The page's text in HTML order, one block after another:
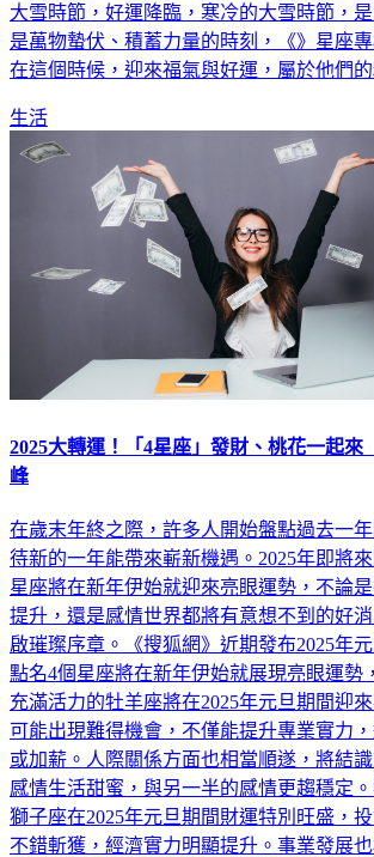
大雪時節，好運降臨，寒冷的大雪時節，
是萬物蟄伏、積蓄力量的時刻，《》星座
在這個時候，迎來福氣與好運，屬於他們
生活
2025大轉運！「4星座」發財、桃花一起
峰
在歲末年終之際，許多人開始盤點過去一
待新的一年能帶來嶄新機遇。2025年即將
星座將在新年伊始就迎來亮眼運勢，不論
提升，還是感情世界都將有意想不到的好
啟璀璨序章。《搜狐網》近期發布2025年
點名4個星座將在新年伊始就展現亮眼運勢
充滿活力的牡羊座將在2025年元旦期間迎
可能出現難得機會，不僅能提升專業實力
或加薪。人際關係方面也相當順遂，將結
感情生活甜蜜，與另一半的感情更趨穩定
獅子座在2025年元旦期間財運特別旺盛，
不錯斬獲，經濟實力明顯提升。事業發展